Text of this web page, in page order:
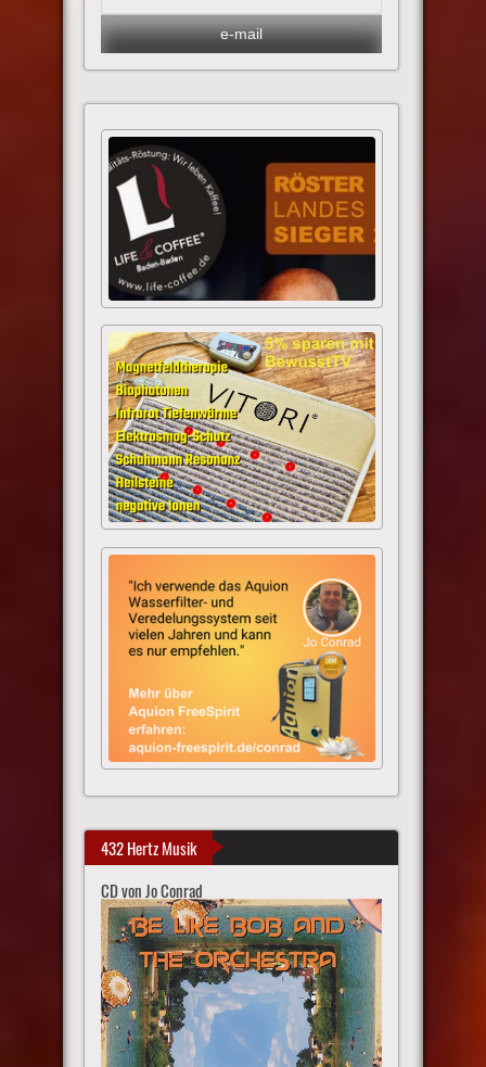
432 Hertz Musik
CD von Jo Conrad